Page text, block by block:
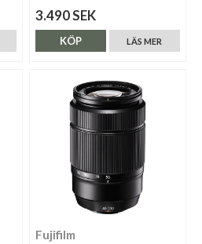
3.490 SEK
LÄS MER
KÖP
Fujifilm